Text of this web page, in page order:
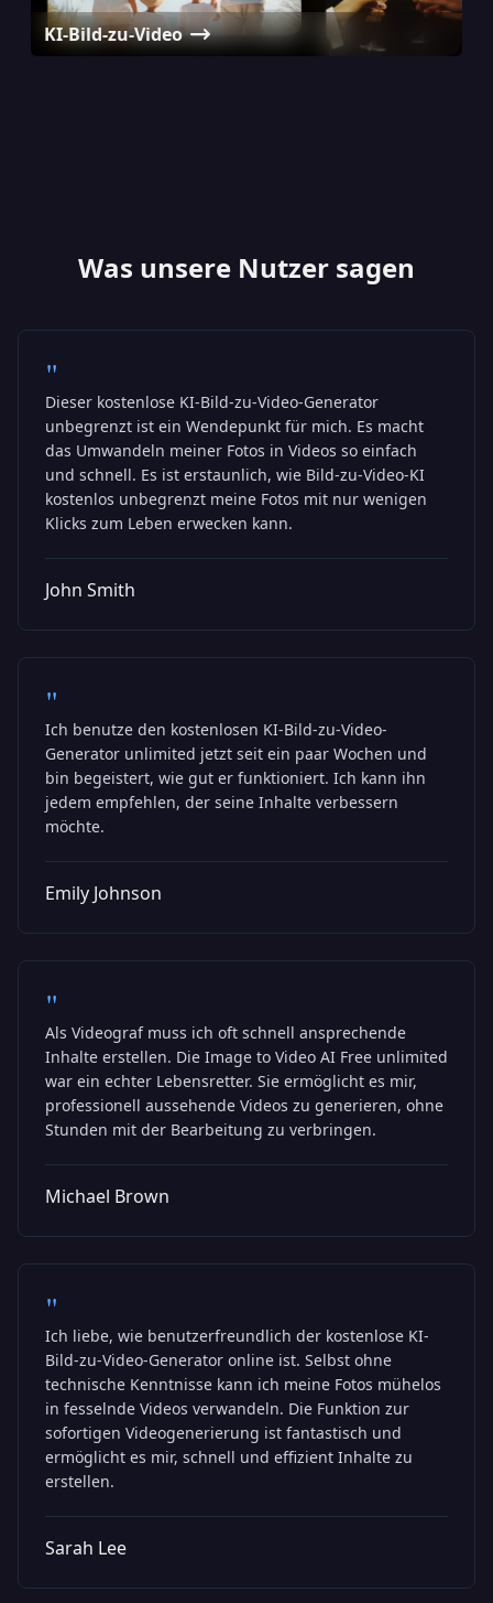
KI-Bild-zu-Video
KI Avatar-Generator
Was unsere Nutzer sagen
"
Dieser kostenlose KI-Bild-zu-Video-Generator
unbegrenzt ist ein Wendepunkt für mich. Es macht
das Umwandeln meiner Fotos in Videos so einfach
und schnell. Es ist erstaunlich, wie Bild-zu-Video-KI
kostenlos unbegrenzt meine Fotos mit nur wenigen
Klicks zum Leben erwecken kann.
John Smith
"
Ich benutze den kostenlosen KI-Bild-zu-Video-
Generator unlimited jetzt seit ein paar Wochen und
bin begeistert, wie gut er funktioniert. Ich kann ihn
jedem empfehlen, der seine Inhalte verbessern
möchte.
Emily Johnson
"
Als Videograf muss ich oft schnell ansprechende
Inhalte erstellen. Die Image to Video AI Free unlimited
war ein echter Lebensretter. Sie ermöglicht es mir,
professionell aussehende Videos zu generieren, ohne
Stunden mit der Bearbeitung zu verbringen.
Michael Brown
"
Ich liebe, wie benutzerfreundlich der kostenlose KI-
Bild-zu-Video-Generator online ist. Selbst ohne
technische Kenntnisse kann ich meine Fotos mühelos
in fesselnde Videos verwandeln. Die Funktion zur
sofortigen Videogenerierung ist fantastisch und
ermöglicht es mir, schnell und effizient Inhalte zu
erstellen.
Sarah Lee